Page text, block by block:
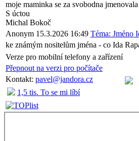
moje maminka se za svobodna
S úctou
Michal Bokoč
Anonym 15.3.2026 16:49 Téma: Jméno
ke známým nositelům jména - co Ida
Verze pro mobilní telefony a zařízení
Přepnout na verzi pro počítače
Kontakt: pavel@jandora.cz
1,5 tis. To se mi líbí